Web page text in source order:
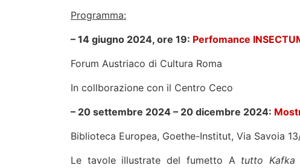
Programma:
– 14 giugno 2024, ore 19: Perfomance
Forum Austriaco di Cultura Roma
In collborazione con il Centro Ceco
– 20 settembre 2024 – 20 dicembre 2024:
Biblioteca Europea, Goethe-Institut, Via Savoia
Le tavole illustrate del fumetto A tutto Kafka